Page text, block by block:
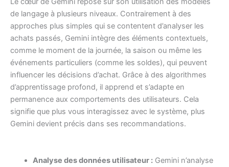
de langage à plusieurs niveaux. Contrairement à des
approches plus simples qui se contentent d’analyser les
achats passés, Gemini intègre des éléments contextuels,
comme le moment de la journée, la saison ou même les
événements particuliers (comme les soldes), qui peuvent
influencer les décisions d’achat. Grâce à des algorithmes
d’apprentissage profond, il apprend et s’adapte en
permanence aux comportements des utilisateurs. Cela
signifie que plus vous interagissez avec le système, plus
Gemini devient précis dans ses recommandations.
Analyse des données utilisateur :Gemini n’analyse